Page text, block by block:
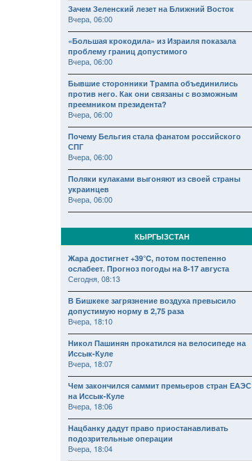
Зачем Зеленский лезет на Ближний Восток
Вчера, 06:00
«Большая крокодила» из Израиля показала
проблему границ допустимого
Вчера, 06:00
Бывшие сторонники Трампа объединились
против него. Как они связаны с возможным
преемником президента?
Вчера, 06:00
Почему Бельгия стала фанатом российского
СПГ
Вчера, 06:00
Поляки кулаками выгоняют из своей страны
украинцев
Вчера, 06:00
КЫРГЫЗСТАН
Жара достигнет +39°C, потом постепенно
ослабеет. Прогноз погоды на 8-17 августа
Сегодня, 08:13
В Бишкеке загрязнение воздуха превысило
допустимую норму в 2,75 раза
Вчера, 18:10
Никол Пашинян прокатился на велосипеде на
Иссык-Куле
Вчера, 18:07
Чем закончился саммит премьеров стран ЕАЭС
на Иссык-Куле
Вчера, 18:06
Нацбанку дадут право приостанавливать
подозрительные операции
Вчера, 18:04